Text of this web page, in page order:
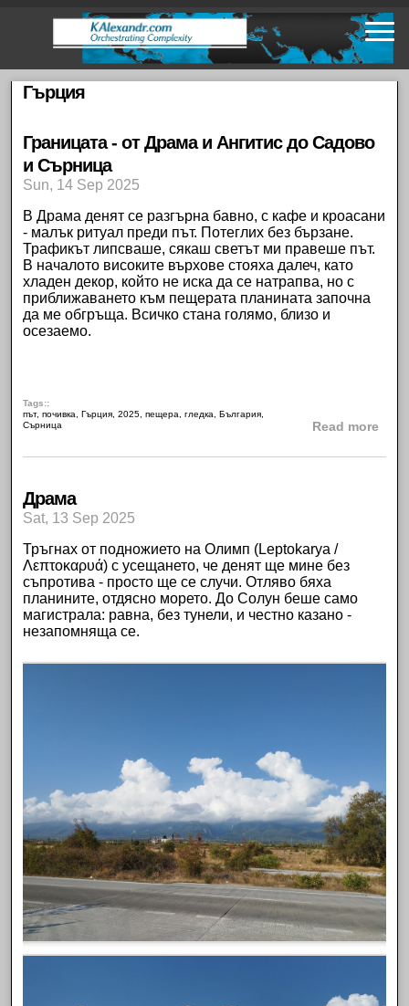
Гърция
Границата - от Драма и Ангитис до Садово
и Сърница
Sun, 14 Sep 2025
В Драма денят се разгърна бавно, с кафе и кроасани
- малък ритуал преди път. Потеглих без бързане.
Трафикът липсваше, сякаш светът ми правеше път.
В началото високите върхове стояха далеч, като
хладен декор, който не иска да се натрапва, но с
приближаването към пещерата планината започна
да ме обгръща. Всичко стана голямо, близо и
осезаемо.
Tags:
път, почивка, Гърция, 2025, пещера, гледка, България,
Сърница
Read more
Драма
Sat, 13 Sep 2025
Тръгнах от подножието на Олимп (Leptokarya /
Λεπτοκαρυά) с усещането, че денят ще мине без
съпротива - просто ще се случи. Отляво бяха
планините, отдясно морето. До Солун беше само
магистрала: равна, без тунели, и честно казано -
незапомняща се.